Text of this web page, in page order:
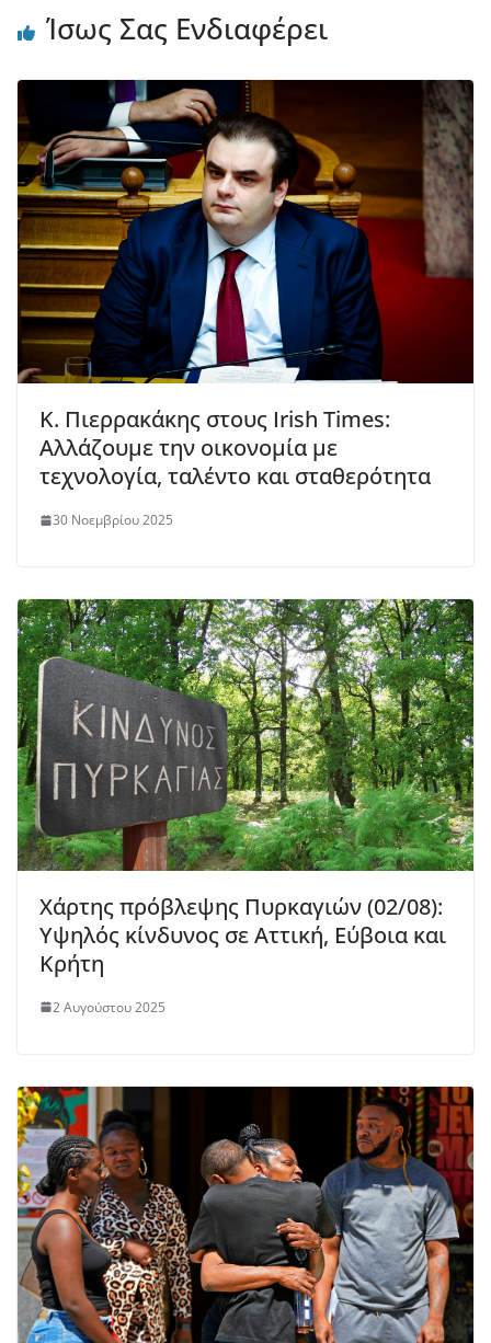
Ίσως Σας Ενδιαφέρει
K. Πιερρακάκης στους Irish Times:
Αλλάζουμε την οικονομία με
τεχνολογία, ταλέντο και σταθερότητα
30 Νοεμβρίου 2025
Χάρτης πρόβλεψης Πυρκαγιών (02/08):
Υψηλός κίνδυνος σε Αττική, Εύβοια και
Κρήτη
2 Αυγούστου 2025